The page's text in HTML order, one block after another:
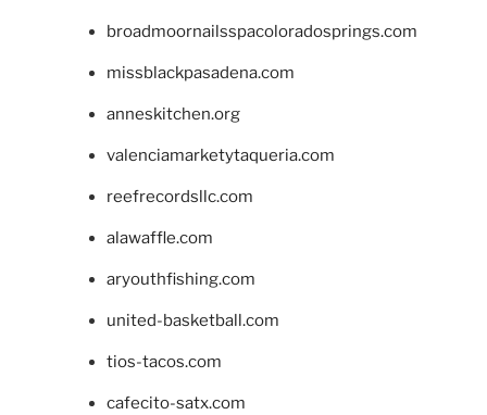
broadmoornailsspacoloradosprings.com
missblackpasadena.com
anneskitchen.org
valenciamarketytaqueria.com
reefrecordsllc.com
alawaffle.com
aryouthfishing.com
united-basketball.com
tios-tacos.com
cafecito-satx.com